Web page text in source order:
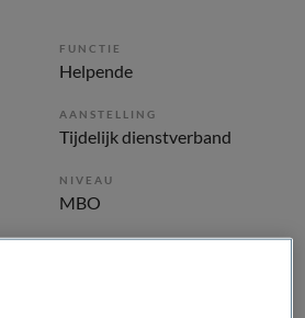
FUNCTIE
Helpende
AANSTELLING
Tijdelijk dienstverband
NIVEAU
MBO